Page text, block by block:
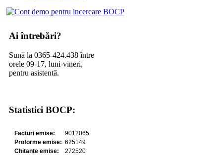
Ai întrebări?
Sună la 0365-424.438 între
orele 09-17, luni-vineri,
pentru asistentă.
Statistici BOCP: